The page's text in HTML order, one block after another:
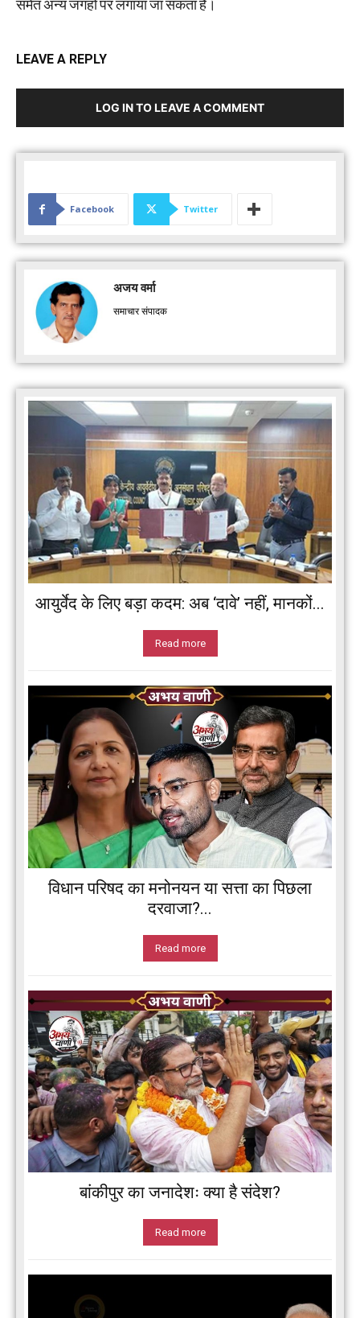
समेत अन्य जगहों पर लगाया जा सकता है।
LEAVE A REPLY
LOG IN TO LEAVE A COMMENT
Facebook Twitter
अजय वर्मा
समाचार संपादक
आयुर्वेद के लिए बड़ा कदम: अब ‘दावे’ नहीं, मानकों...
Read more
विधान परिषद का मनोनयन या सत्ता का पिछला
दरवाजा?...
Read more
बांकीपुर का जनादेशः क्या है संदेश?
Read more